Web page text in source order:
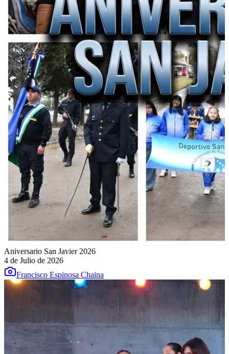
Aniversario San Javier 2026
4 de Julio de 2026
Francisco Espinosa Chaina